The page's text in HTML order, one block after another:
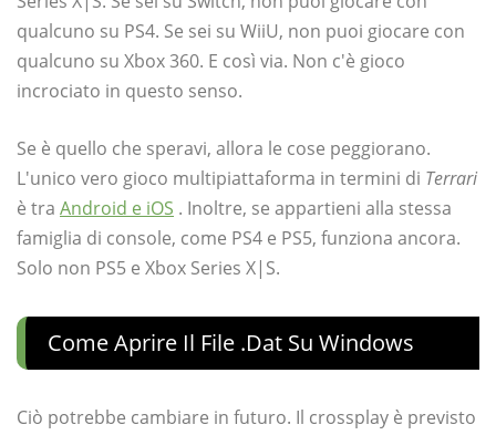
qualcuno su PS4. Se sei su WiiU, non puoi giocare con
qualcuno su Xbox 360. E così via. Non c'è gioco
incrociato in questo senso.
Se è quello che speravi, allora le cose peggiorano.
L'unico vero gioco multipiattaforma in termini di Terrari
è tra Android e iOS . Inoltre, se appartieni alla stessa
famiglia di console, come PS4 e PS5, funziona ancora.
Solo non PS5 e Xbox Series X|S.
Come Aprire Il File .dat Su Windows
Ciò potrebbe cambiare in futuro. Il crossplay è previsto